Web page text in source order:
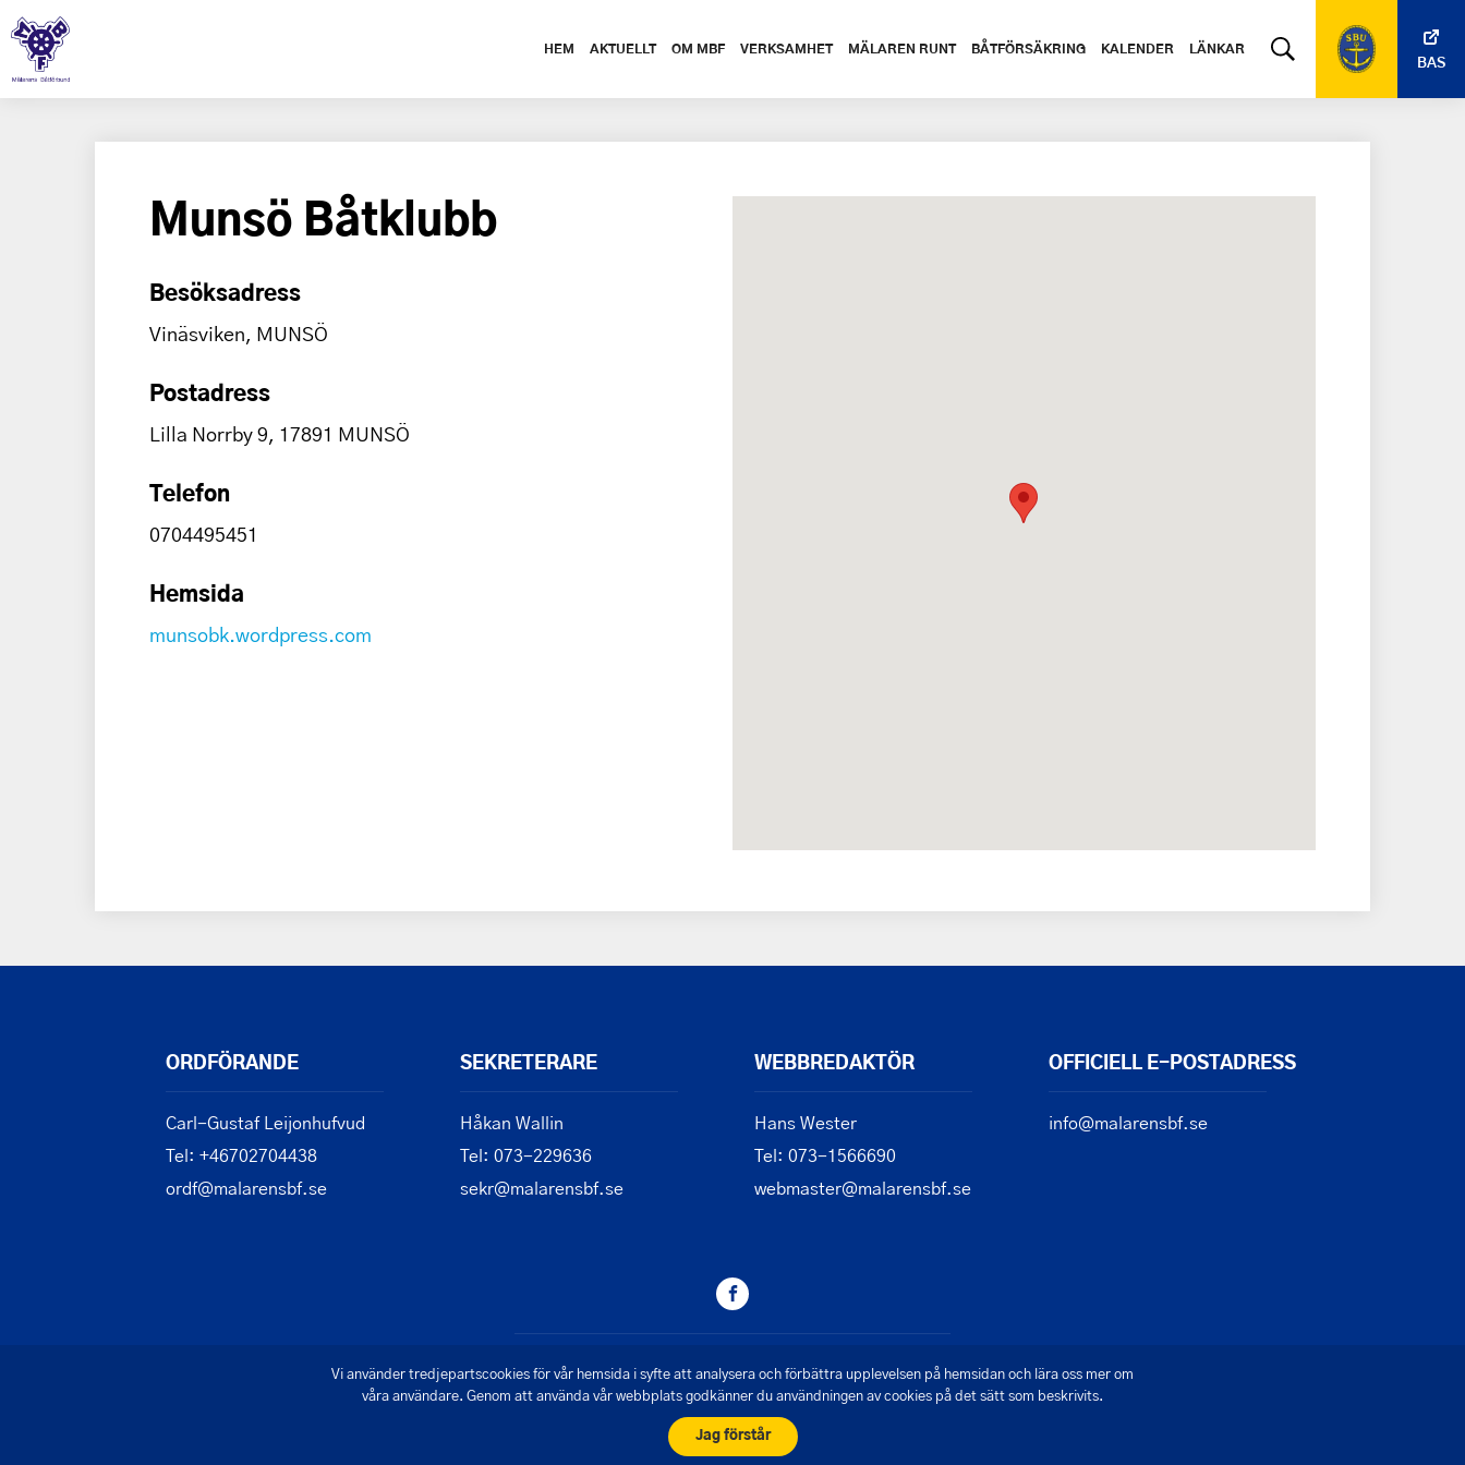
HEM AKTUELLT OM MBF VERKSAMHET MÄLAREN RUNT BÅTFÖRSÄKRING KALENDER LÄNKAR
BAS
Munsö Båtklubb
Besöksadress
Vinäsviken, MUNSÖ
Postadress
Lilla Norrby 9, 17891 MUNSÖ
Telefon
0704495451
Hemsida
munsobk.wordpress.com
ORDFÖRANDE
Carl-Gustaf Leijonhufvud
Tel: +46702704438
ordf@malarensbf.se
SEKRETERARE
Håkan Wallin
Tel: 073-229636
sekr@malarensbf.se
WEBBREDAKTÖR
Hans Wester
Tel: 073-1566690
webmaster@malarensbf.se
OFFICIELL E-POSTADRESS
info@malarensbf.se
© 2026 - Mälarens Båtförbund
Skapad av Pigment webbyrå
Vi använder tredjepartscookies för vår hemsida i syfte att analysera och förbättra upplevelsen på hemsidan och lära oss mer om
våra användare. Genom att använda vår webbplats godkänner du användningen av cookies på det sätt som beskrivits.
Jag förstår